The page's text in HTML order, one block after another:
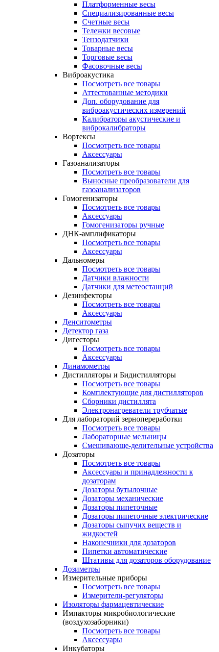
Платформенные весы
Специализированные весы
Счетные весы
Тележки весовые
Тензодатчики
Товарные весы
Торговые весы
Фасовочные весы
Виброакустика
Посмотреть все товары
Аттестованные методики
Доп. оборудование для
виброакустических измерений
Калибраторы акустические и
виброкалибраторы
Вортексы
Посмотреть все товары
Аксессуары
Газоанализаторы
Посмотреть все товары
Выносные преобразователи для
газоанализаторов
Гомогенизаторы
Посмотреть все товары
Аксессуары
Гомогенизаторы ручные
ДНК-амплификаторы
Посмотреть все товары
Аксессуары
Дальномеры
Посмотреть все товары
Датчики влажности
Датчики для метеостанций
Дезинфекторы
Посмотреть все товары
Аксессуары
Денситометры
Детектор газа
Дигесторы
Посмотреть все товары
Аксессуары
Динамометры
Дистилляторы и Бидистилляторы
Посмотреть все товары
Комплектующие для дистилляторов
Сборники дистиллята
Электронагреватели трубчатые
Для лабораторий зернопереработки
Посмотреть все товары
Лабораторные мельницы
Смешивающе-делительные устройства
Дозаторы
Посмотреть все товары
Аксессуары и принадлежности к
дозаторам
Дозаторы бутылочные
Дозаторы механические
Дозаторы пипеточные
Дозаторы пипеточные электрические
Дозаторы сыпучих веществ и
жидкостей
Наконечники для дозаторов
Пипетки автоматические
Штативы для дозаторов оборудование
Дозиметры
Измерительные приборы
Посмотреть все товары
Измерители-регуляторы
Изоляторы фармацевтические
Импакторы микробиологические
(воздухозаборники)
Посмотреть все товары
Аксессуары
Инкубаторы